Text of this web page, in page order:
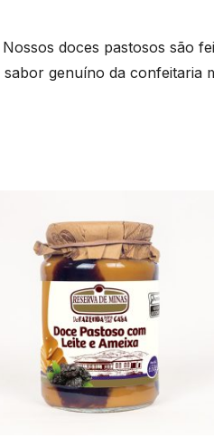
doces pastosos são
genuíno da